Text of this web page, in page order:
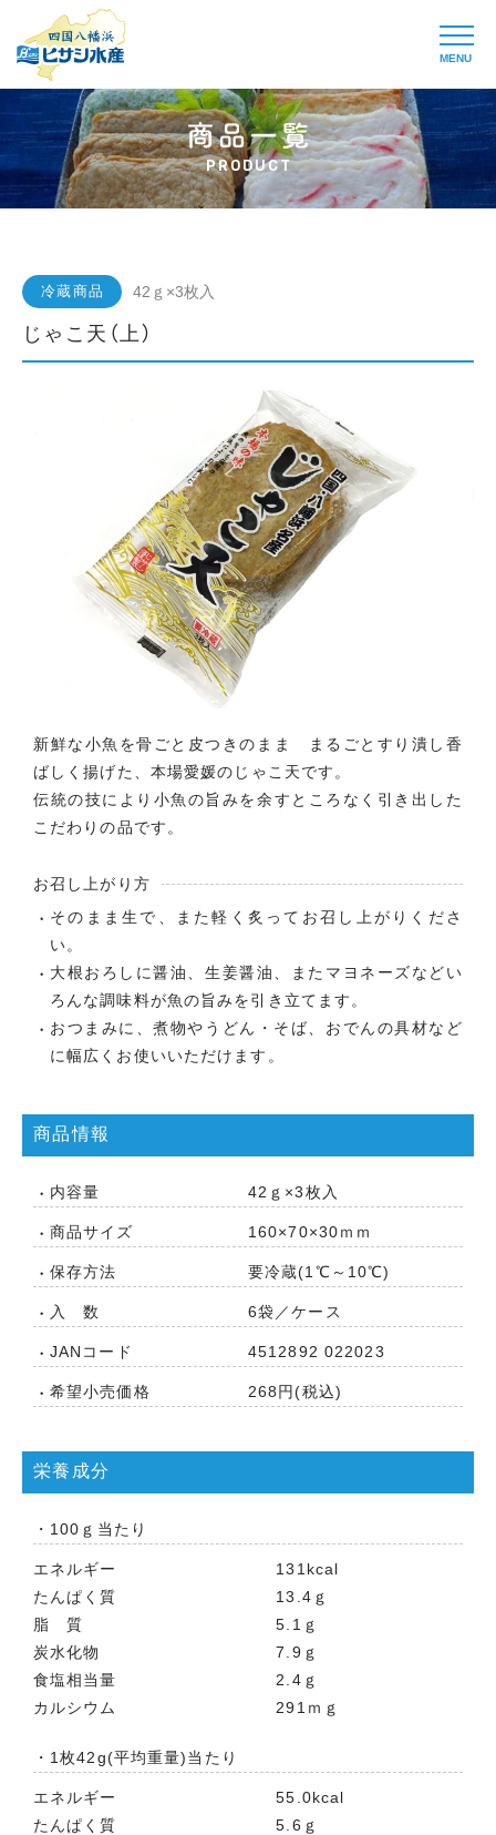
MENU
PRODUCT
じゃこ天（上）
42ｇ×3枚入
冷蔵商品
新鮮な小魚を骨ごと皮つきのまま まるごとすり潰し香
ばしく揚げた、本場愛媛のじゃこ天です。
伝統の技により小魚の旨みを余すところなく引き出した
こだわりの品です。
お召し上がり方
そのまま生で、また軽く炙ってお召し上がりくださ
い。
大根おろしに醤油、生姜醤油、またマヨネーズなどい
ろんな調味料が魚の旨みを引き立てます。
おつまみに、煮物やうどん・そば、おでんの具材など
に幅広くお使いいただけます。
商品情報
内容量 42ｇ×3枚入
商品サイズ 160×70×30ｍｍ
保存方法 要冷蔵(1℃～10℃)
入 数 6袋／ケース
JANコード 4512892 022023
希望小売価格 268円(税込)
栄養成分
・100ｇ当たり
エネルギー
131kcal
たんぱく質
13.4ｇ
脂 質
5.1ｇ
炭水化物
7.9ｇ
食塩相当量
2.4ｇ
カルシウム
291ｍｇ
・1枚42g(平均重量)当たり
エネルギー
55.0kcal
たんぱく質
5.6ｇ